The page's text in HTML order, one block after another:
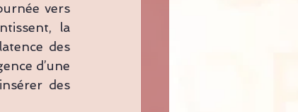
vers
la
des
d’une
des